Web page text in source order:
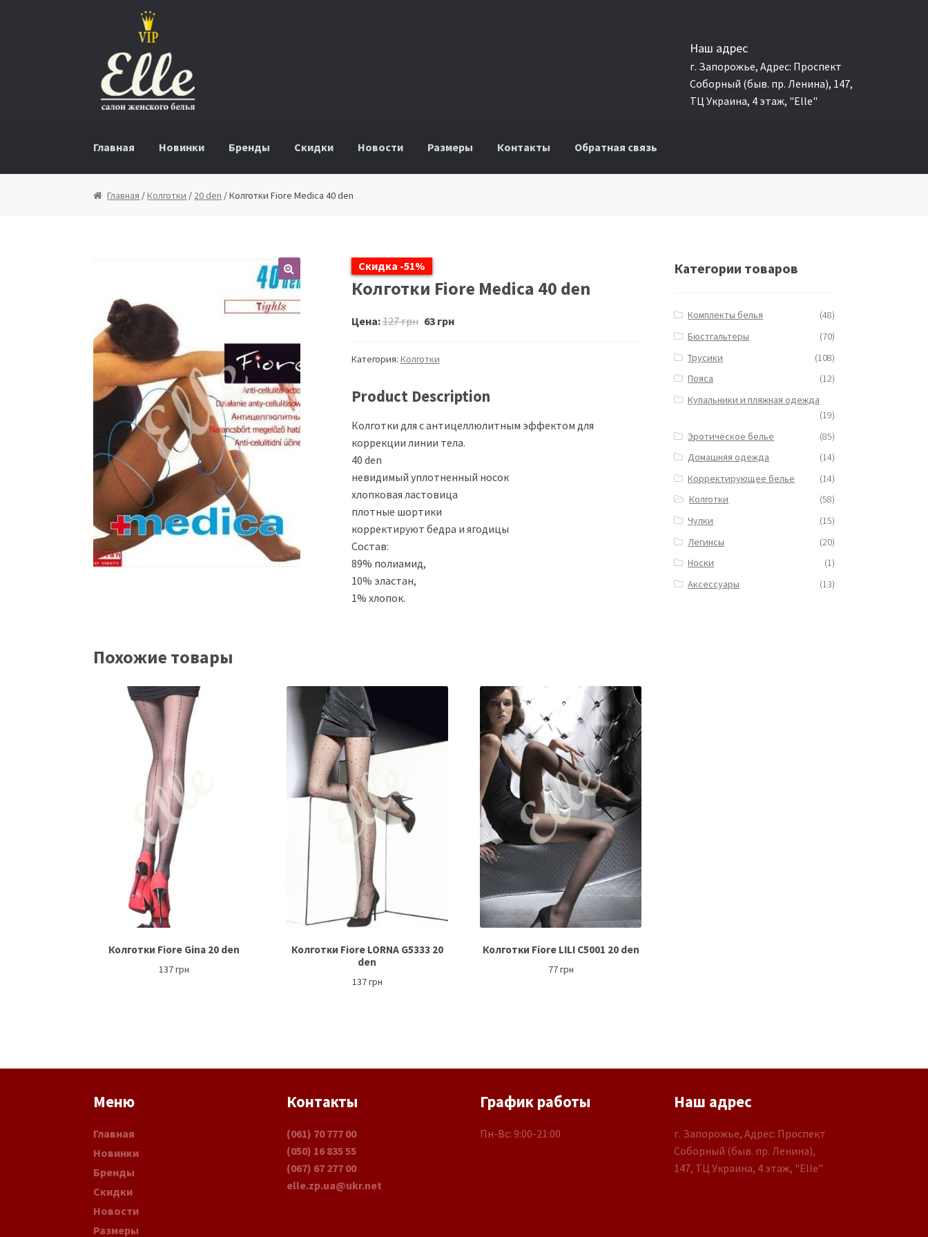
Наш адрес
г. Запорожье, Адрес: Проспект
Соборный (быв. пр. Ленина), 147,
ТЦ Украина, 4 этаж, "Elle"
Перейти к навигации
Перейти к содержимому
Главная Новинки Бренды Скидки Новости Размеры Контакты Обратная связь
Главная /Колготки / 20 den / Колготки Fiore Medica 40 den
Скидка -51%
🔍
Колготки Fiore Medica 40 den
Цена:127грн 63грн
Категория: Колготки
Product Description
Колготки для с антицеллюлитным эффектом для
коррекции линии тела.
40 den
невидимый уплотненный носок
хлопковая ластовица
плотные шортики
корректируют бедра и ягодицы
Состав:
89% полиамид,
10% эластан,
1% хлопок.
Похожие товары
Колготки Fiore Gina 20 den
137грн
Колготки Fiore LORNA G5333 20
den
137грн
Колготки Fiore LILI C5001 20 den
77грн
Категории товаров
Комплекты белья
(48)
Бюстгальтеры
(70)
Трусики
(108)
Пояса
(12)
Купальники и пляжная одежда
(19)
Эротическое белье
(85)
Домашняя одежда
(14)
Корректирующее белье
(14)
Колготки
(58)
Чулки
(15)
Легинсы
(20)
Носки
(1)
Аксессуары
(13)
Меню
Главная
Новинки
Бренды
Скидки
Новости
Размеры
Контакты
(061) 70 777 00
(050) 16 835 55
(067) 67 277 00
elle.zp.ua@ukr.net
График работы
Пн-Вс: 9:00-21:00
Наш адрес
г. Запорожье, Адрес: Проспект
Соборный (быв. пр. Ленина),
147, ТЦ Украина, 4 этаж, "Elle"